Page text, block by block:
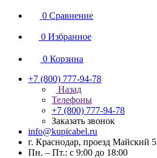
0 Сравнение
0 Избранное
0 Корзина
+7 (800) 777-94-78
Назад
Телефоны
+7 (800) 777-94-78
Заказать звонок
info@kupicabel.ru
г. Краснодар, проезд Майский 5
Пн. – Пт.: с 9:00 до 18:00